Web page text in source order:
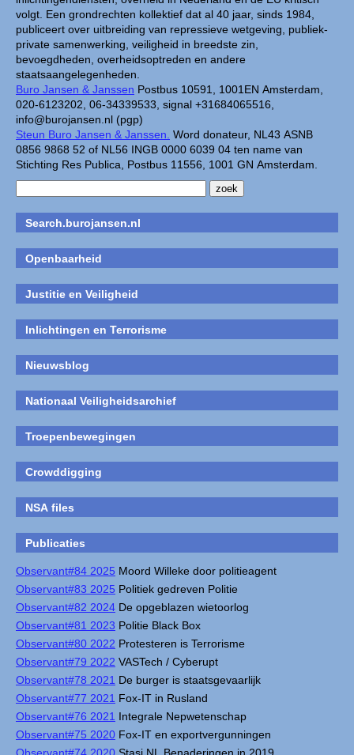
volgt. Een grondrechten kollektief dat al 40 jaar, sinds 1984,
publiceert over uitbreiding van repressieve wetgeving, publiek-
private samenwerking, veiligheid in breedste zin,
bevoegdheden, overheidsoptreden en andere
staatsaangelegenheden.
Buro Jansen & Janssen Postbus 10591, 1001EN Amsterdam,
020-6123202, 06-34339533, signal +31684065516,
info@burojansen.nl (pgp)
Steun Buro Jansen & Janssen. Word donateur, NL43 ASNB
0856 9868 52 of NL56 INGB 0000 6039 04 ten name van
Stichting Res Publica, Postbus 11556, 1001 GN Amsterdam.
Search.burojansen.nl
Openbaarheid
Justitie en Veiligheid
Inlichtingen en Terrorisme
Nieuwsblog
Nationaal Veiligheidsarchief
Troepenbewegingen
Crowddigging
NSA files
Publicaties
Observant#84 2025 Moord Willeke door politieagent
Observant#83 2025 Politiek gedreven Politie
Observant#82 2024 De opgeblazen wietoorlog
Observant#81 2023 Politie Black Box
Observant#80 2022 Protesteren is Terrorisme
Observant#79 2022 VASTech / Cyberupt
Observant#78 2021 De burger is staatsgevaarlijk
Observant#77 2021 Fox-IT in Rusland
Observant#76 2021 Integrale Nepwetenschap
Observant#75 2020 Fox-IT en exportvergunningen